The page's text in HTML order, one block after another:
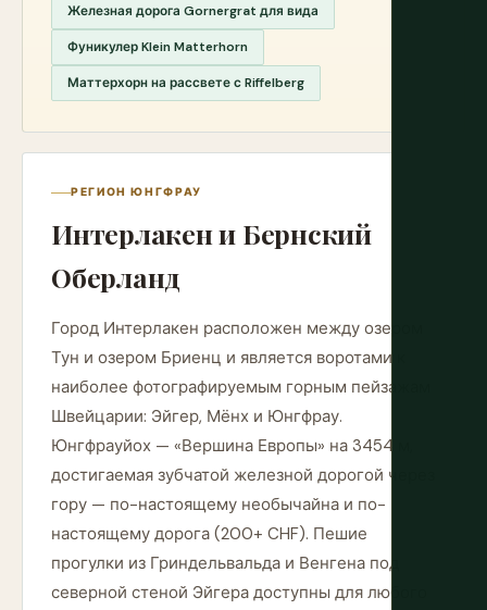
Железная дорога Gornergrat для вида
Фуникулер Klein Matterhorn
Маттерхорн на рассвете с Riffelberg
РЕГИОН ЮНГФРАУ
Интерлакен и Бернский
Оберланд
Город Интерлакен расположен между озером
Тун и озером Бриенц и является воротами к
наиболее фотографируемым горным пейзажам
Швейцарии: Эйгер, Мёнх и Юнгфрау.
Юнгфрауйох — «Вершина Европы» на 3454 м,
достигаемая зубчатой железной дорогой через
гору — по-настоящему необычайна и по-
настоящему дорога (200+ CHF). Пешие
прогулки из Гриндельвальда и Венгена под
северной стеной Эйгера доступны для любого